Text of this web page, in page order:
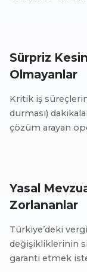
Sürpriz
Olmayanlar
Kritik iş
durması)
çözüm arayan
Yasal
Zorlananlar
Türkiye’deki
değişikliklerinin
garanti etmek